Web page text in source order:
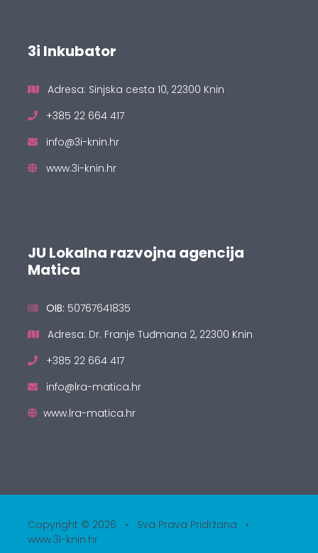
3i Inkubator
Adresa: Sinjska cesta 10, 22300 Knin
+385 22 664 417
info@3i-knin.hr
www.3i-knin.hr
JU Lokalna razvojna agencija
Matica
OIB: 50767641835
Adresa: Dr. Franje Tuđmana 2, 22300 Knin
+385 22 664 417
info@lra-matica.hr
www.lra-matica.hr
Copyright © 2026 • Sva Prava Pridržana •
www.3i-knin.hr